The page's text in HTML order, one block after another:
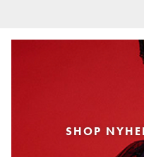
SHOP